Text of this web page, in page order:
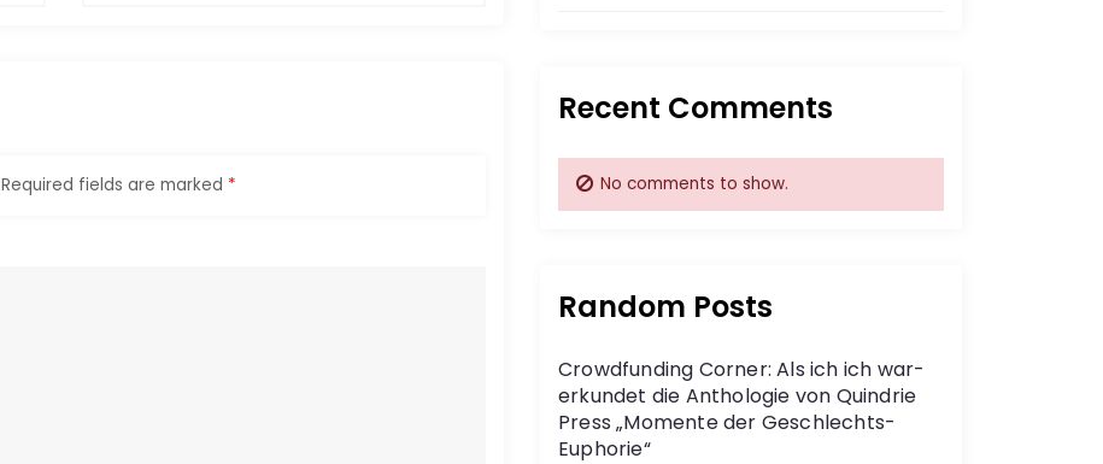
Required fields are marked *
Recent Comments
No comments to show.
Random Posts
Crowdfunding Corner: Als ich ich war-
erkundet die Anthologie von Quindrie
Press „Momente der Geschlechts-
Euphorie“